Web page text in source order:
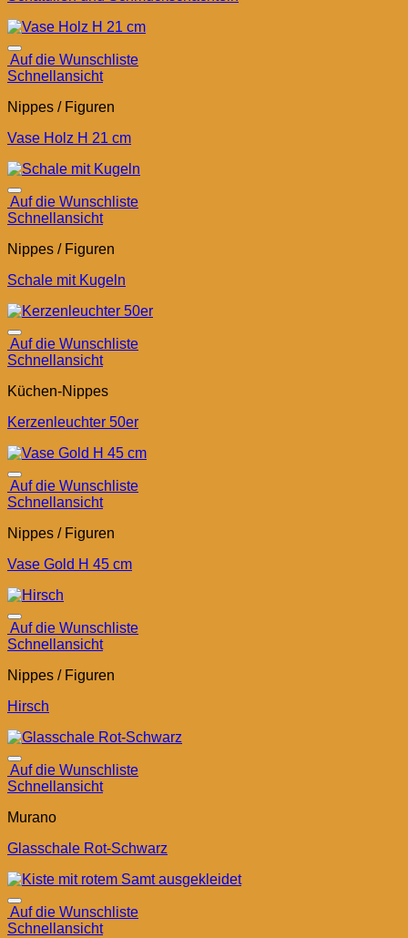
Auf die Wunschliste
Schnellansicht
Nippes / Figuren
Vase Holz H 21 cm
Auf die Wunschliste
Schnellansicht
Nippes / Figuren
Schale mit Kugeln
Auf die Wunschliste
Schnellansicht
Küchen-Nippes
Kerzenleuchter 50er
Auf die Wunschliste
Schnellansicht
Nippes / Figuren
Vase Gold H 45 cm
Auf die Wunschliste
Schnellansicht
Nippes / Figuren
Hirsch
Auf die Wunschliste
Schnellansicht
Murano
Glasschale Rot-Schwarz
Auf die Wunschliste
Schnellansicht